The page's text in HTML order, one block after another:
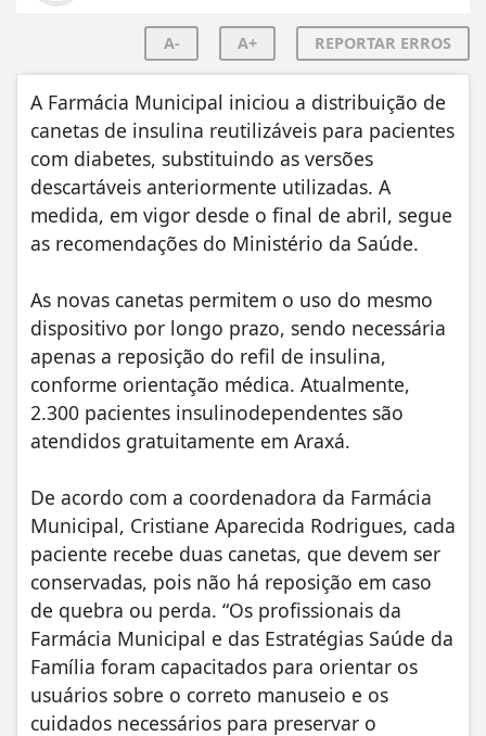
A- A+ REPORTAR ERROS
A Farmácia Municipal iniciou a distribuição de
canetas de insulina reutilizáveis para pacientes
com diabetes, substituindo as versões
descartáveis anteriormente utilizadas. A
medida, em vigor desde o final de abril, segue
as recomendações do Ministério da Saúde.
As novas canetas permitem o uso do mesmo
dispositivo por longo prazo, sendo necessária
apenas a reposição do refil de insulina,
conforme orientação médica. Atualmente,
2.300 pacientes insulinodependentes são
atendidos gratuitamente em Araxá.
De acordo com a coordenadora da Farmácia
Municipal, Cristiane Aparecida Rodrigues, cada
paciente recebe duas canetas, que devem ser
conservadas, pois não há reposição em caso
de quebra ou perda. “Os profissionais da
Farmácia Municipal e das Estratégias Saúde da
Família foram capacitados para orientar os
usuários sobre o correto manuseio e os
cuidados necessários para preservar o